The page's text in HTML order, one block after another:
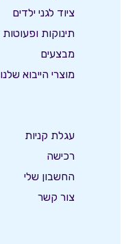
ציוד לגני ילדים
תינוקות ופעוטות
מבצעים
מוצרי הייבוא שלנו
עגלת קניות
רכישה
החשבון שלי
צור קשר